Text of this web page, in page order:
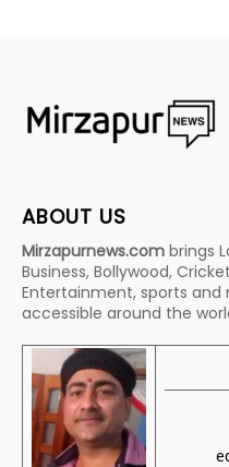
ABOUT US
Mirzapurnews.com brings
Business, Bollywood,
Entertainment, sports and
accessible around the